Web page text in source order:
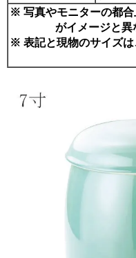
※ 写真やモニターの都
がイメージと異
※ 表記と現物のサイズは